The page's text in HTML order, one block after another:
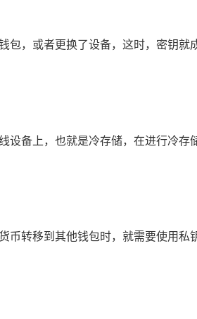
，或者更换了设备，这时，密钥
备上，也就是冷存储，在进行冷
转移到其他钱包时，就需要使用私